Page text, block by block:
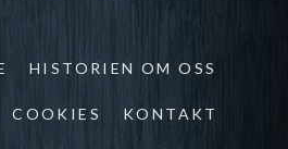
HISTORIEN OM OSS
COOKIES KONTAKT